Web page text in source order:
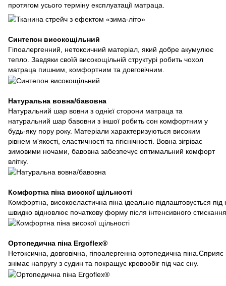
протягом усього терміну експлуатації матраца.
Синтепон високощільний
Гіпоалергенний, нетоксичний матеріал, який добре акумулює
тепло. Завдяки своїй високощільній структурі робить чохол
матраца пишним, комфортним та довговічним.
Натуральна вовна/бавовна
Натуральний шар вовни з однієї сторони матраца та
натуральний шар бавовни з іншої робить сон комфортним у
будь-яку пору року. Матеріали характеризуються високим
рівнем м'якості, еластичності та гігієнічності. Вовна зігріває
зимовими ночами, бавовна забезпечує оптимальний комфорт
влітку.
Комфортна піна високої щільності
Комфортна, високоеластична піна ідеально підлаштовується під
швидко відновлює початкову форму після інтенсивного
Ортопедична піна Ergoflex®
Нетоксична, довговічна, гіпоалергенна ортопедична піна.Сприяє
знімає напругу з судин та покращує кровообіг під час сну.